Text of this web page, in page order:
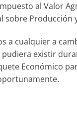
al Valor
sobre Producción
a cualquier a
existir
Económico